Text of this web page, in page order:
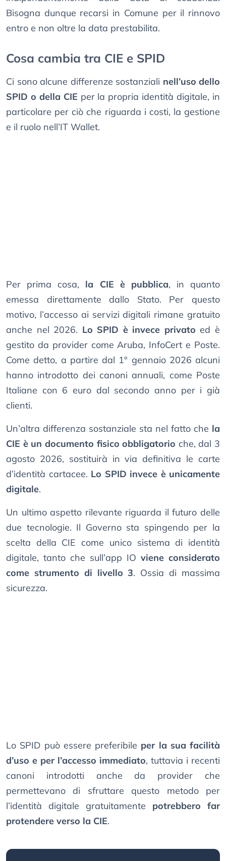
Bisogna dunque recarsi in Comune per il rinnovo
entro e non oltre la data prestabilita.
Cosa cambia tra CIE e SPID
Ci sono alcune differenze sostanziali nell’uso dello
SPID o della CIE per la propria identità digitale, in
particolare per ciò che riguarda i costi, la gestione
e il ruolo nell’IT Wallet.
Per prima cosa, la CIE è pubblica, in quanto
emessa direttamente dallo Stato. Per questo
motivo, l’accesso ai servizi digitali rimane gratuito
anche nel 2026. Lo SPID è invece privato ed è
gestito da provider come Aruba, InfoCert e Poste.
Come detto, a partire dal 1° gennaio 2026 alcuni
hanno introdotto dei canoni annuali, come Poste
Italiane con 6 euro dal secondo anno per i già
clienti.
Un’altra differenza sostanziale sta nel fatto che la
CIE è un documento fisico obbligatorio che, dal 3
agosto 2026, sostituirà in via definitiva le carte
d’identità cartacee. Lo SPID invece è unicamente
digitale.
Un ultimo aspetto rilevante riguarda il futuro delle
due tecnologie. Il Governo sta spingendo per la
scelta della CIE come unico sistema di identità
digitale, tanto che sull’app IO viene considerato
come strumento di livello 3. Ossia di massima
sicurezza.
Lo SPID può essere preferibile per la sua facilità
d’uso e per l’accesso immediato, tuttavia i recenti
canoni introdotti anche da provider che
permettevano di sfruttare questo metodo per
l’identità digitale gratuitamente potrebbero far
protendere verso la CIE.